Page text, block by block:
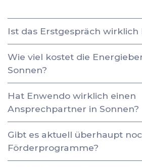
Ist das Erstgespräch wirklich
Wie viel kostet die
Sonnen?
Hat Enwendo wirklich einen
Ansprechpartner in Sonnen?
Gibt es aktuell überhaupt
Förderprogramme?